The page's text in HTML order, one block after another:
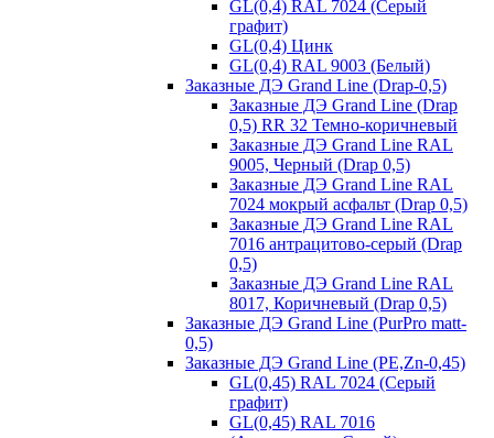
GL(0,4) RAL 7024 (Серый
графит)
GL(0,4) Цинк
GL(0,4) RAL 9003 (Белый)
Заказные ДЭ Grand Line (Drap-0,5)
Заказные ДЭ Grand Line (Drap
0,5) RR 32 Темно-коричневый
Заказные ДЭ Grand Line RAL
9005, Черный (Drap 0,5)
Заказные ДЭ Grand Line RAL
7024 мокрый асфальт (Drap 0,5)
Заказные ДЭ Grand Line RAL
7016 антрацитово-серый (Drap
0,5)
Заказные ДЭ Grand Line RAL
8017, Коричневый (Drap 0,5)
Заказные ДЭ Grand Line (PurPro matt-
0,5)
Заказные ДЭ Grand Line (PE,Zn-0,45)
GL(0,45) RAL 7024 (Серый
графит)
GL(0,45) RAL 7016